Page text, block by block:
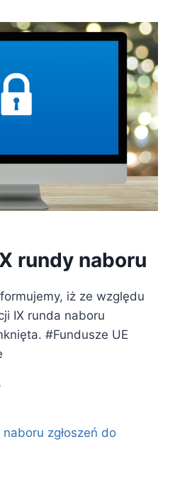
rundy naboru
iż ze względu
IX runda naboru
#Fundusze UE